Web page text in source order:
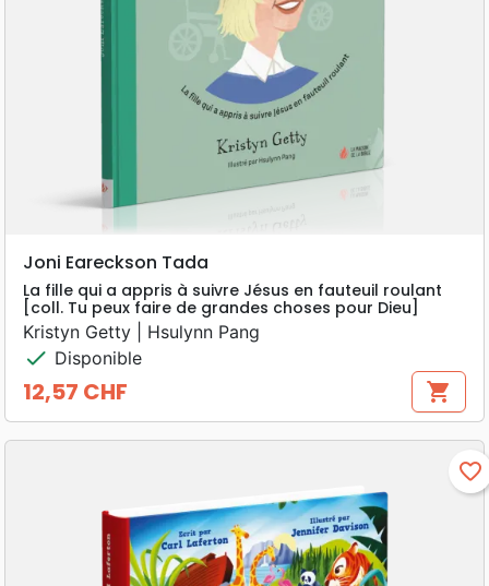
Joni Eareckson Tada
La fille qui a appris à suivre Jésus en fauteuil roulant
[coll. Tu peux faire de grandes choses pour Dieu]
Kristyn Getty | Hsulynn Pang
check Disponible
Prix
12,57 CHF shopping_cart
favorite_border